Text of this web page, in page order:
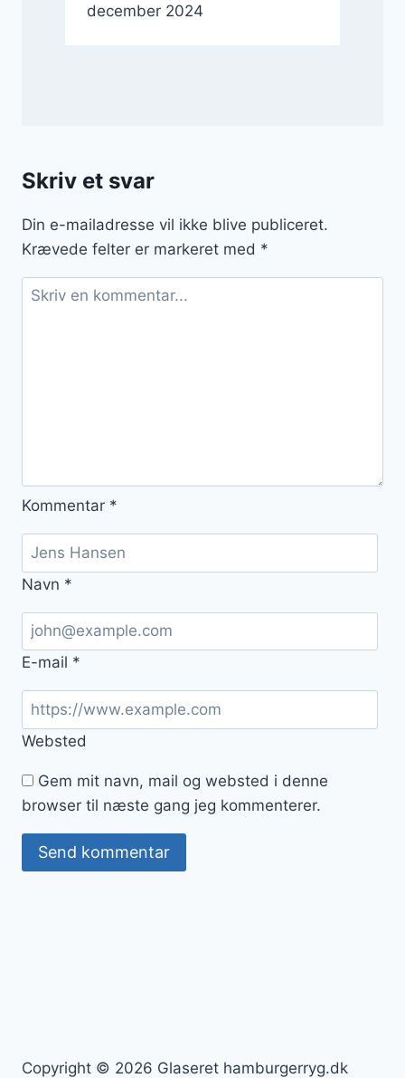
december 2024
Skriv et svar
Din e-mailadresse vil ikke blive publiceret.
Krævede felter er markeret med *
Kommentar *
Navn *
E-mail *
Websted
Gem mit navn, mail og websted i denne
browser til næste gang jeg kommenterer.
Copyright © 2026 Glaseret hamburgerryg.dk